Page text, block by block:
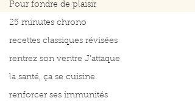
Pour fondre de plaisir
25 minutes chrono
recettes classiques révisées
rentrez son ventre J'attaque
la santé, ça se cuisine
renforcer ses immunités